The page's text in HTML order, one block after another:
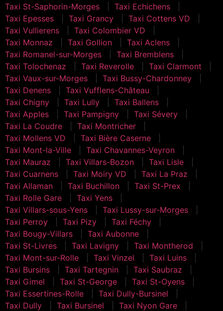
Taxi St-Saphorin-Morges
Taxi Echichens
Taxi Epesses
Taxi Grancy
Taxi Cottens VD
Taxi Vullierens
Taxi Colombier VD
Taxi Monnaz
Taxi Gollion
Taxi Aclens
Taxi Romanel-sur-Morges
Taxi Bremblens
Taxi Tolochenaz
Taxi Reverolle
Taxi Clarmont
Taxi Vaux-sur-Morges
Taxi Bussy-Chardonney
Taxi Denens
Taxi Vufflens-Château
Taxi Chigny
Taxi Lully
Taxi Ballens
Taxi Apples
Taxi Pampigny
Taxi Sévery
Taxi La Coudre
Taxi Montricher
Taxi Mollens VD
Taxi Bière Caserne
Taxi Mont-la-Ville
Taxi Chavannes-Veyron
Taxi Mauraz
Taxi Villars-Bozon
Taxi Lisle
Taxi Cuarnens
Taxi Moiry VD
Taxi La Praz
Taxi Allaman
Taxi Buchillon
Taxi St-Prex
Taxi Rolle Gare
Taxi Yens
Taxi Villars-sous-Yens
Taxi Lussy-sur-Morges
Taxi Perroy
Taxi Pizy
Taxi Féchy
Taxi Bougy-Villars
Taxi Aubonne
Taxi St-Livres
Taxi Lavigny
Taxi Montherod
Taxi Mont-sur-Rolle
Taxi Vinzel
Taxi Luins
Taxi Bursins
Taxi Tartegnin
Taxi Saubraz
Taxi Gimel
Taxi St-George
Taxi St-Oyens
Taxi Essertines-Rolle
Taxi Dully-Bursinel
Taxi Dully
Taxi Bursinel
Taxi Nyon Gare